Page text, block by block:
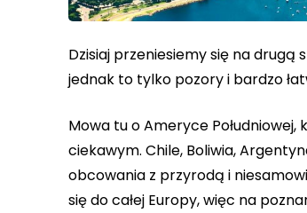
Dzisiaj przeniesiemy się na
jednak to tylko pozory i bardzo
Mowa tu o Ameryce
ciekawym. Chile, Boliwia,
obcowania z przyrodą i
się do całej Europy, więc na